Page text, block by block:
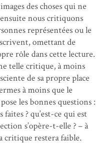
des choses qui ne
nous critiquons
représentées ou le
omettant de
rôle dans cette lecture.
telle critique, à moins
de sa propre place
à moins que le
les bonnes questions :
? qu’est-ce qui est
s’opère-t-elle ? – à
critique restera faible.